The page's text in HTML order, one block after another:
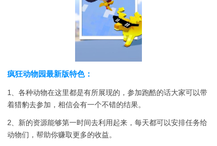
疯狂动物园最新版特色：
1、各种动物在这里都是有所展现的，参加跑酷的话大家可以带
着猎豹去参加，相信会有一个不错的结果。
2、新的资源能够第一时间去利用起来，每天都可以安排任务给
动物们，帮助你赚取更多的收益。